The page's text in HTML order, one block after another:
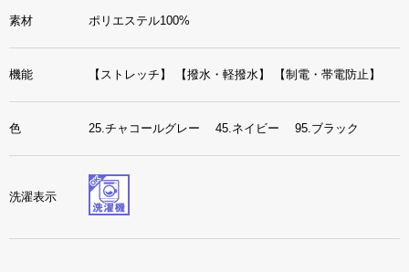
素材 ポリエステル100%
機能 【ストレッチ】 【撥水・軽撥水】 【制電・帯電防止】
色 25.チャコールグレー 45.ネイビー 95.ブラック
洗濯表示